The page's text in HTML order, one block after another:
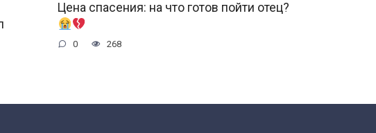
Цена спасения: на что готов пойти отец?
0 268